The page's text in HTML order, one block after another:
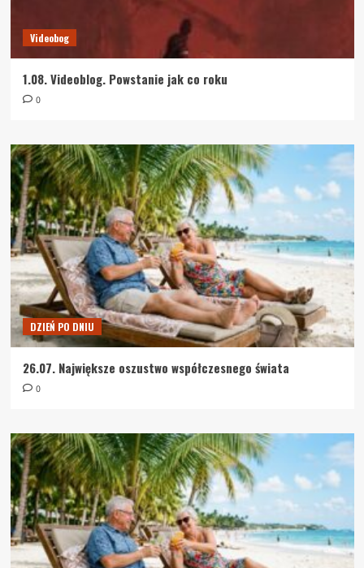
Videobog
1.08. Videoblog. Powstanie jak co roku
0
DZIEŃ PO DNIU
26.07. Największe oszustwo współczesnego świata
0